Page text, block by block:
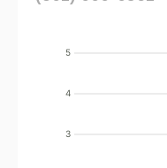
3
4
5